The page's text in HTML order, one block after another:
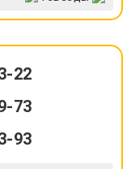
22
73
93